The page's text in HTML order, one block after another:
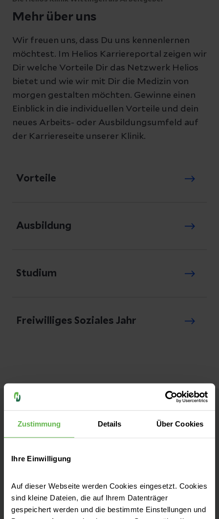
Zustimmung Details Über Cookies
Ihre Einwilligung
Auf dieser Webseite werden Cookies eingesetzt. Cookies
sind kleine Dateien, die auf Ihrem Datenträger
gespeichert werden und die bestimmte Einstellungen und
Mehr über uns
Wir freuen uns, dass Du uns kennenlernen
möchtest. Im Helios Karriereportal zeigen wir
Dir welche Vorteile Dir das Netzwerk Helios
bietet und wie wir mit Dir die Medizin von
morgen gestalten möchten. Gewinne einen
Einblick in die individuellen Vorteile und dein
neues Arbeits- oder Ausbildungsumfeld auf
der Karriereseite unserer Klinik.
Vorteile
Ausbildung
Studium
Freiwilliges Soziales Jahr
29378 Wittingen
Anfahrt auf Google Maps